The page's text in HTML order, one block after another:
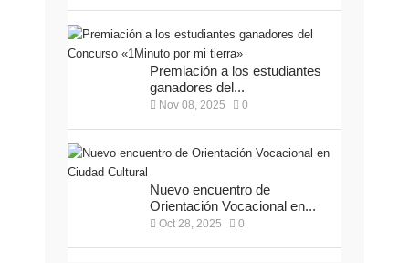
Premiación a los estudiantes
ganadores del...
Nov 08, 2025 0
Nuevo encuentro de
Orientación Vocacional en...
Oct 28, 2025 0